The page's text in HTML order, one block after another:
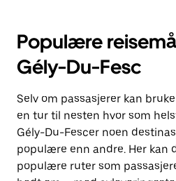
Populære
Gély-Du-Fesc
Selv om passasjerer kan
en tur til nesten hvor som
Gély-Du-Fescer noen
populære enn andre. Her kan
populære ruter som